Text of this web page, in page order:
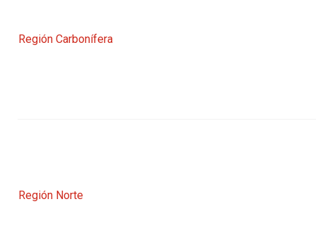
Región Carbonífera
Región Norte